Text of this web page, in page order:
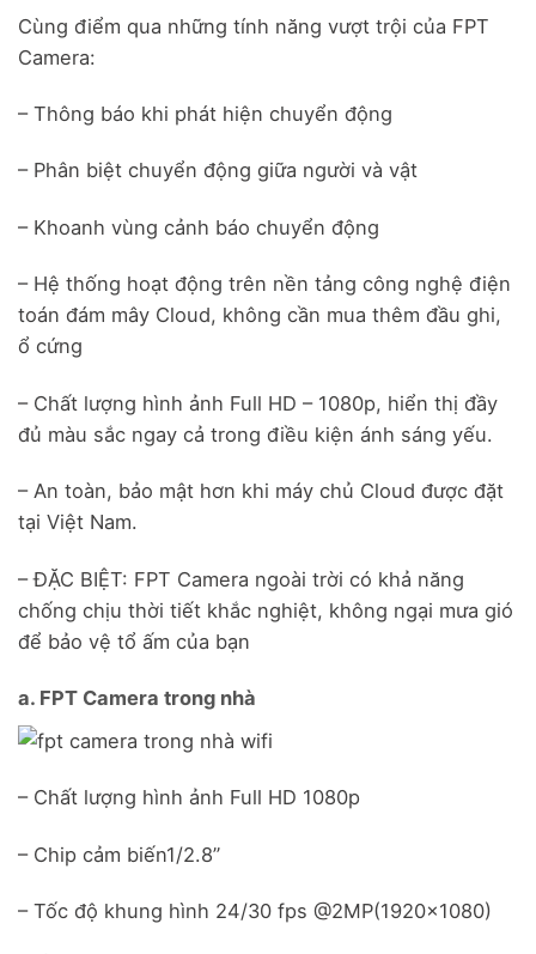
Cùng điểm qua những tính năng vượt trội của FPT
Camera:
– Thông báo khi phát hiện chuyển động
– Phân biệt chuyển động giữa người và vật
– Khoanh vùng cảnh báo chuyển động
– Hệ thống hoạt động trên nền tảng công nghệ điện
toán đám mây Cloud, không cần mua thêm đầu ghi,
ổ cứng
– Chất lượng hình ảnh Full HD – 1080p, hiển thị đầy
đủ màu sắc ngay cả trong điều kiện ánh sáng yếu.
– An toàn, bảo mật hơn khi máy chủ Cloud được đặt
tại Việt Nam.
– ĐẶC BIỆT: FPT Camera ngoài trời có khả năng
chống chịu thời tiết khắc nghiệt, không ngại mưa gió
để bảo vệ tổ ấm của bạn
a. FPT Camera trong nhà
– Chất lượng hình ảnh Full HD 1080p
– Chip cảm biến1/2.8”
– Tốc độ khung hình 24/30 fps @2MP(1920×1080)